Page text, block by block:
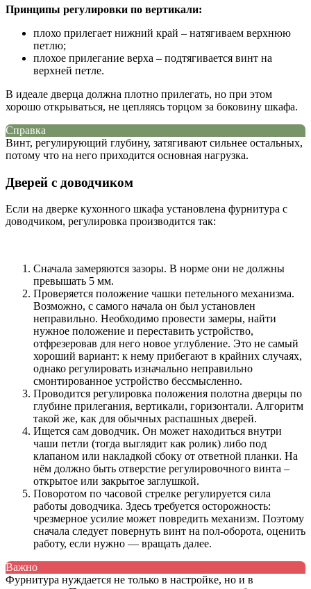
Принципы регулировки по вертикали:
плохо прилегает нижний край – натягиваем верхнюю
петлю;
плохое прилегание верха – подтягивается винт на
верхней петле.
В идеале дверца должна плотно прилегать, но при этом
хорошо открываться, не цепляясь торцом за боковину шкафа.
Справка
Винт, регулирующий глубину, затягивают сильнее остальных,
потому что на него приходится основная нагрузка.
Дверей с доводчиком
Если на дверке кухонного шкафа установлена фурнитура с
доводчиком, регулировка производится так:
Сначала замеряются зазоры. В норме они не должны
превышать 5 мм.
Проверяется положение чашки петельного механизма.
Возможно, с самого начала он был установлен
неправильно. Необходимо провести замеры, найти
нужное положение и переставить устройство,
отфрезеровав для него новое углубление. Это не самый
хороший вариант: к нему прибегают в крайних случаях,
однако регулировать изначально неправильно
смонтированное устройство бессмысленно.
Проводится регулировка положения полотна дверцы по
глубине прилегания, вертикали, горизонтали. Алгоритм
такой же, как для обычных распашных дверей.
Ищется сам доводчик. Он может находиться внутри
чаши петли (тогда выглядит как ролик) либо под
клапаном или накладкой сбоку от ответной планки. На
нём должно быть отверстие регулировочного винта –
открытое или закрытое заглушкой.
Поворотом по часовой стрелке регулируется сила
работы доводчика. Здесь требуется осторожность:
чрезмерное усилие может повредить механизм. Поэтому
сначала следует повернуть винт на пол-оборота, оценить
работу, если нужно — вращать далее.
Важно
Фурнитура нуждается не только в настройке, но и в